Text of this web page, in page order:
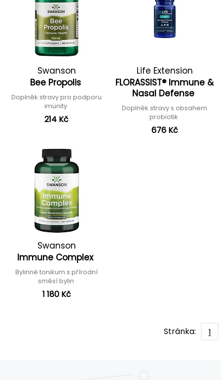
Swanson
Bee Propolis
Doplněk stravy pro podporu
imunity
214 Kč
Life Extension
FLORASSIST® Immune &
Nasal Defense
Doplněk stravy s obsahem
probiotik
676 Kč
Swanson
Immune Complex
Bylinné tonikum s přírodní
směsí bylin
1 180 Kč
Stránka: 1